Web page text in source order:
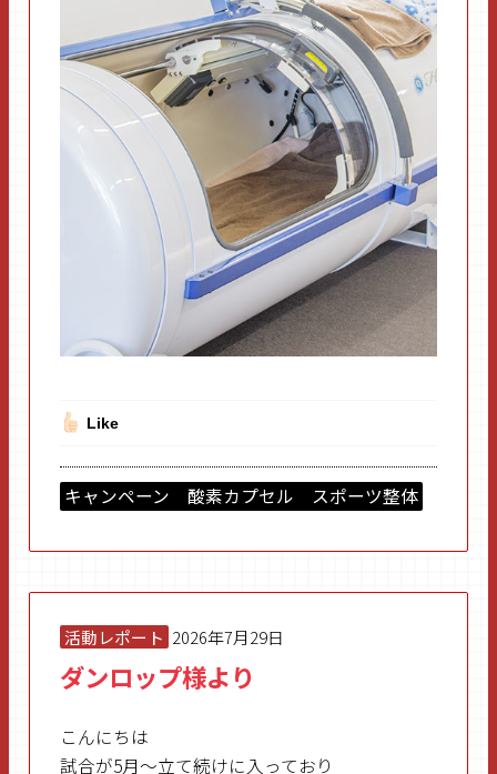
Like
キャンペーン 酸素カプセル スポーツ整体
活動レポート 2026年7月29日
ダンロップ様より
こんにちは
試合が5月～立て続けに入っており